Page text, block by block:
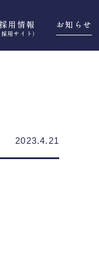
採用情報
採用サイト）
お知らせ
2023.4.21